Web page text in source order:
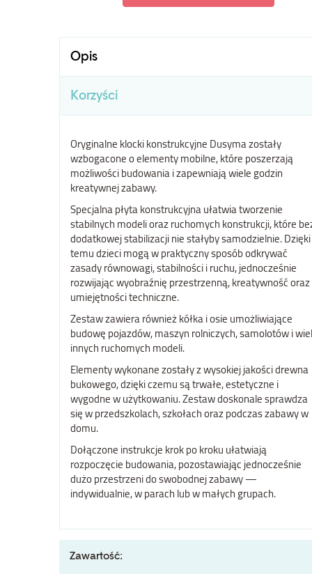
Opis
Korzyści
Oryginalne klocki konstrukcyjne Dusyma zostały
wzbogacone o elementy mobilne, które poszerzają
możliwości budowania i zapewniają wiele godzin
kreatywnej zabawy.
Specjalna płyta konstrukcyjna ułatwia tworzenie
stabilnych modeli oraz ruchomych konstrukcji, które
dodatkowej stabilizacji nie stałyby samodzielnie. Dzięki
temu dzieci mogą w praktyczny sposób odkrywać
zasady równowagi, stabilności i ruchu, jednocześnie
rozwijając wyobraźnię przestrzenną, kreatywność oraz
umiejętności techniczne.
Zestaw zawiera również kółka i osie umożliwiające
budowę pojazdów, maszyn rolniczych, samolotów i
innych ruchomych modeli.
Elementy wykonane zostały z wysokiej jakości drewna
bukowego, dzięki czemu są trwałe, estetyczne i
wygodne w użytkowaniu. Zestaw doskonale sprawdza
się w przedszkolach, szkołach oraz podczas zabawy w
domu.
Dołączone instrukcje krok po kroku ułatwiają
rozpoczęcie budowania, pozostawiając jednocześnie
dużo przestrzeni do swobodnej zabawy —
indywidualnie, w parach lub w małych grupach.
Zawartość: